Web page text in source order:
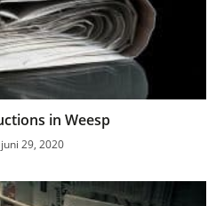
in Weesp
juni 29, 2020